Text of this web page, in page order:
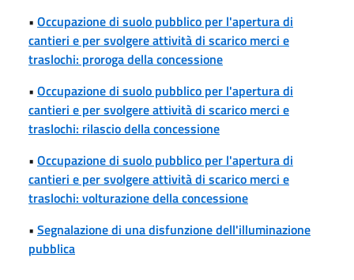
• Occupazione di suolo pubblico per l'apertura di
cantieri e per svolgere attività di scarico merci e
traslochi: proroga della concessione
• Occupazione di suolo pubblico per l'apertura di
cantieri e per svolgere attività di scarico merci e
traslochi: rilascio della concessione
• Occupazione di suolo pubblico per l'apertura di
cantieri e per svolgere attività di scarico merci e
traslochi: volturazione della concessione
• Segnalazione di una disfunzione dell'illuminazione
pubblica